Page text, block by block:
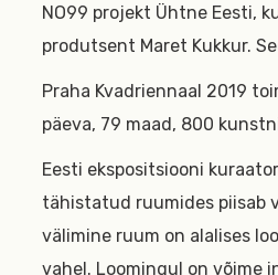
NO99 projekt Ühtne Eesti,
produtsent Maret Kukkur.
Praha Kvadriennaal 2019
päeva, 79 maad, 800
Eesti ekspositsiooni
tähistatud ruumides piisab
välimine ruum on alalises
vahel. Loomingul on võime